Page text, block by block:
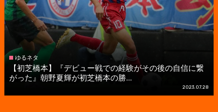
ゆるネタ
【初芝橋本】『デビュー戦での経験がその後の自信に繋
がった』朝野夏輝が初芝橋本の勝...
2023.07.28